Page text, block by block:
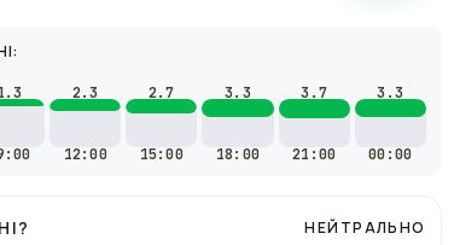
2.3
12:00
2.7
15:00
3.3
18:00
3.7
21:00
3.3
00:00
НЕЙТРАЛЬНО